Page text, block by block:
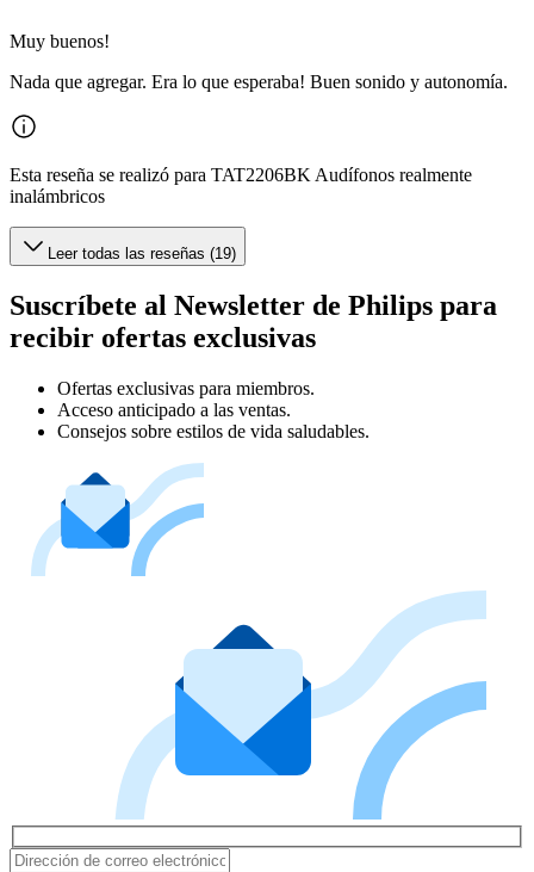
Muy buenos!
Nada que agregar. Era lo que esperaba! Buen sonido y autonomía.
Esta reseña se realizó para TAT2206BK Audífonos realmente
inalámbricos
Leer todas las reseñas (19)
Suscríbete al Newsletter de Philips para
recibir ofertas exclusivas
Ofertas exclusivas para miembros.
Acceso anticipado a las ventas.
Consejos sobre estilos de vida saludables.